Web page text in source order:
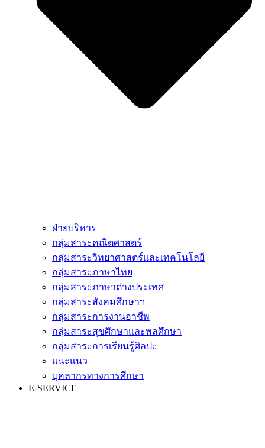
ฝ่ายบริหาร
กลุ่มสาระคณิตศาสตร์
กลุ่มสาระวิทยาศาสตร์และเทคโนโลยี
กลุ่มสาระภาษาไทย
กลุ่มสาระภาษาต่างประเทศ
กลุ่มสาระสังคมศึกษาฯ
กลุ่มสาระการงานอาชีพ
กลุ่มสาระสุขศึกษาและพลศึกษา
กลุ่มสาระการเรียนรู้ศิลปะ
แนะแนว
บุคลากรทางการศึกษา
E-SERVICE